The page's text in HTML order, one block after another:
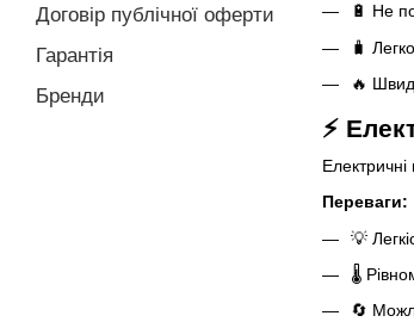
🔋 Не
🧳
🔥
⚡
Переваги:
💡
🌡
🔄
Договір публічної оферти
Гарантія
Бренди